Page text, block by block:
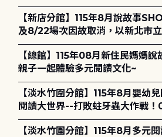
【新店分館】115年8月說故事
及8/22場次因故取消，以新北市
主)
【總館】115年08月新住民媽媽說
親子一起體驗多元閱讀文化~
【淡水竹圍分館】115年8月嬰幼
閱讀大世界--打敗蛀牙蟲大作戰！
護全攻略》
【淡水竹圍分館】115年8月多元